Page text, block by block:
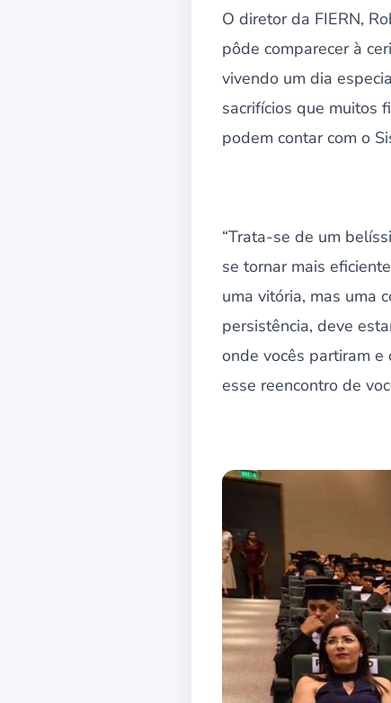
O diretor da FIERN,
pôde comparecer à
vivendo um dia
sacrifícios que muitos
podem contar com o
“Trata-se de um
se tornar mais
uma vitória, mas uma
persistência, deve
onde vocês partiram e
esse reencontro de